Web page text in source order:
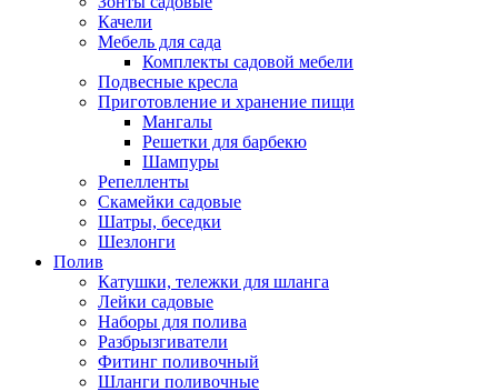
Качели
Мебель для сада
Комплекты садовой мебели
Подвесные кресла
Приготовление и хранение пищи
Мангалы
Решетки для барбекю
Шампуры
Репелленты
Скамейки садовые
Шатры, беседки
Шезлонги
Полив
Катушки, тележки для шланга
Лейки садовые
Наборы для полива
Разбрызгиватели
Фитинг поливочный
Шланги поливочные